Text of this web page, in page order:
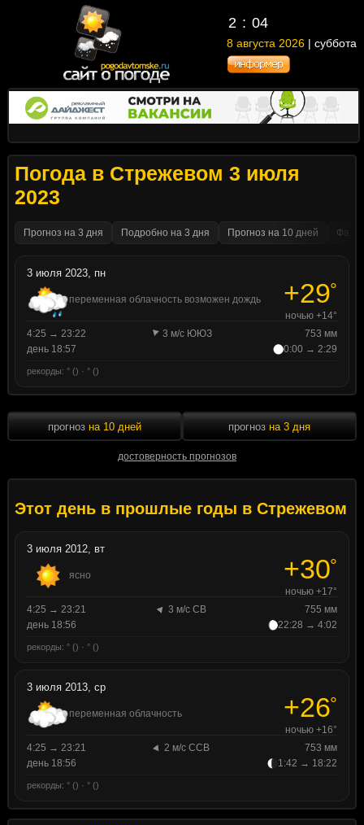
2 : 04
8 августа 2026 | суббота
Погода в Стрежевом 3 июля
2023
Прогноз на 3 дня Подробно на 3 дня Прогноз на 10 дней
3 июля 2023, пн
переменная облачность возможен дождь +29°
ночью +14°
4:25 → 23:22
3 м/с ЮЮЗ
753 мм
день 18:57
0:00 → 2:29
рекорды: ° () · ° ()
прогноз на 10 дней
достоверность прогнозов
прогноз на 3 дня
Этот день в прошлые годы в Стрежевом
3 июля 2012, вт
ясно +30°
ночью +17°
4:25 → 23:21
3 м/с СВ
755 мм
день 18:56
22:28 → 4:02
рекорды: ° () · ° ()
3 июля 2013, ср
переменная облачность +26°
ночью +16°
4:25 → 23:21
2 м/с ССВ
753 мм
день 18:56
1:42 → 18:22
рекорды: ° () · ° ()